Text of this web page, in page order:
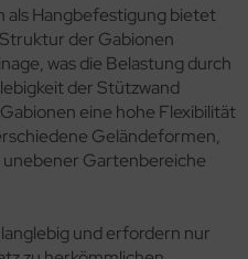
als Hangbefestigung bietet
der Gabionen
was die Belastung durch
der Stützwand
eine hohe Flexibilität
Geländeformen,
unebener Gartenbereiche
und erfordern nur